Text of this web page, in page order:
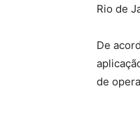
Rio de
De
de